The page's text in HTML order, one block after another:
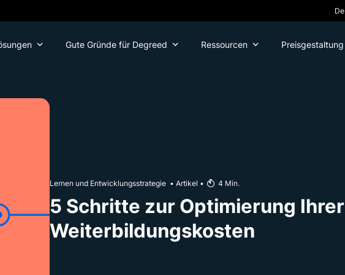
Gute Gründe für Degreed Ressourcen Preisgestaltung
Lernen und Entwicklungsstrategie • Artikel • 4 Min.
5 Schritte zur Optimierung Ihrer
Weiterbildungskosten